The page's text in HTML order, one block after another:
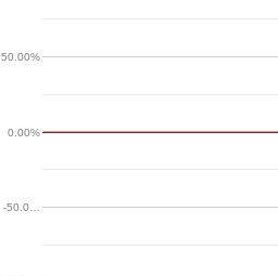
-50.0…
0.00%
50.00%